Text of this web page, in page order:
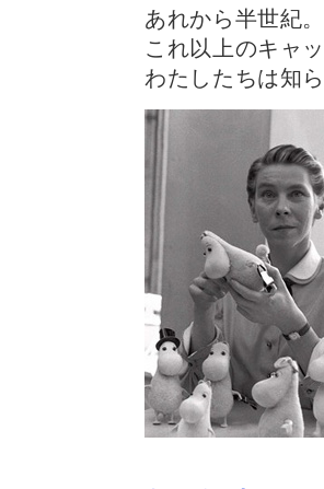
あれから半世紀
これ以上のキャ
わたしたちは知